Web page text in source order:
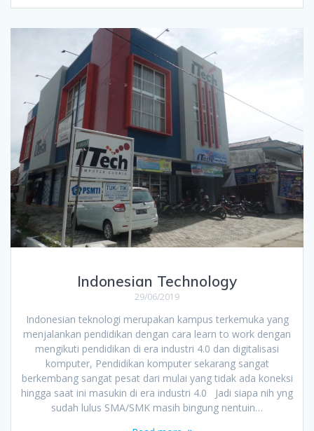
Indonesian Technology
29/06/2019
Indonesian teknologi merupakan kampus terkemuka yang
menjalankan pendidikan dengan cara learn to work dengan
mengikuti pendidikan di era industri 4.0 dan digitalisasi
komputer, Pendidikan komputer sekarang sangat
berkembang sangat pesat dari mulai yang tidak ada koneksi
hingga saat ini masukin di era industri 4.0 Jadi siapa nih yng
sudah lulus SMA/SMK masih bingung nentuin…